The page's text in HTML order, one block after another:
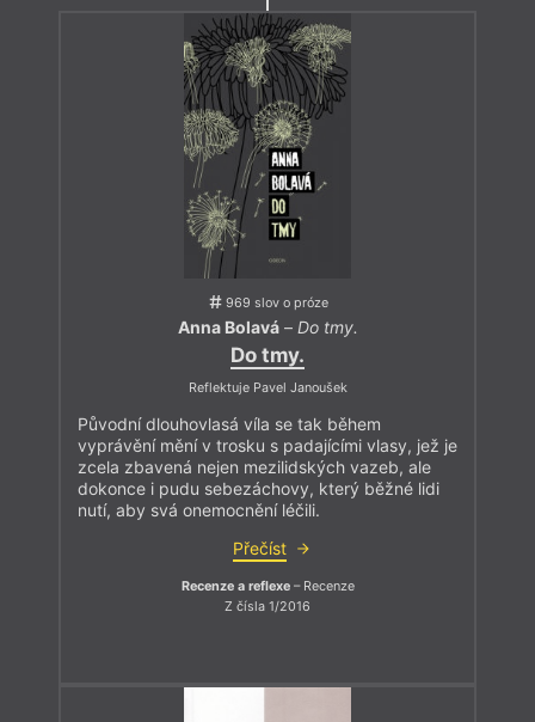
969 slov o próze
Anna Bolavá– Do tmy.
Do tmy.
Reflektuje Pavel Janoušek
Původní dlouhovlasá víla se tak během
vyprávění mění v trosku s padajícími vlasy, jež je
zcela zbavená nejen mezilidských vazeb, ale
dokonce i pudu sebezáchovy, který běžné lidi
nutí, aby svá onemocnění léčili.
Přečíst
Recenze a reflexe– Recenze
Z čísla 1/2016